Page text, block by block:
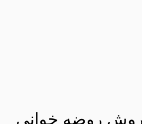
روش روضه خوانی